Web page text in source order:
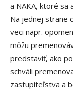
a NAKA, ktoré sa
Na jednej strane
veci napr.
môžu
predstaviť, ako
schváli
zastupiteľstva a